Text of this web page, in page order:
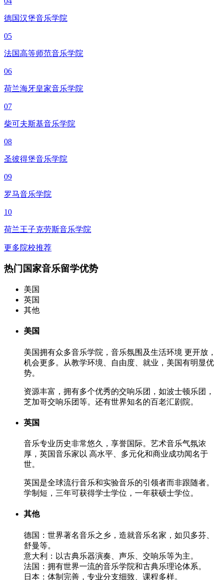
德国汉堡音乐学院
05
法国高等师范音乐学院
06
荷兰海牙皇家音乐学院
07
柴可夫斯基音乐学院
08
圣彼得堡音乐学院
09
罗马音乐学院
10
荷兰王子克劳斯音乐学院
更多院校推荐
热门国家音乐留学优势
美国
英国
其他
美国
美国拥有众多音乐学院，音乐氛围及生活环境 更开放，
机会更多。从教学环境、自由度、就业，美国有明显优
势。
资源丰富，拥有多个优秀的交响乐团，如波士顿乐团，
芝加哥交响乐团等。还有世界知名的百老汇剧院。
英国
音乐专业历史非常悠久，享誉国际。艺术音乐气氛浓
厚，英国音乐家以 高水平、多元化和商业成功闻名于
世。
英国是全球流行音乐和实验音乐的引领者而非跟随者。
学制短 ，三年可获得学士学位，一年获硕士学位。
其他
德国 ：世界著名音乐之乡，造就音乐名家，如贝多芬、
舒曼等。
意大利
：以古典乐器演奏、声乐、交响乐等为主。
法国 ：拥有世界一流的音乐学院和古典乐理论体系。
日本 ：体制完善，专业分支细致、课程多样。